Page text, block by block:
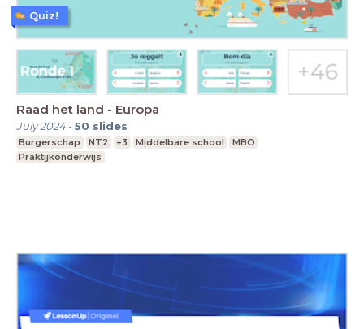
Raad het land - Europa
July 2024-50 slides
Burgerschap NT2 +3 Middelbare school
MBO
Praktijkonderwijs
Quiz!